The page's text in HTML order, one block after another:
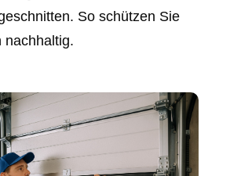
So schützen Sie
nachhaltig.